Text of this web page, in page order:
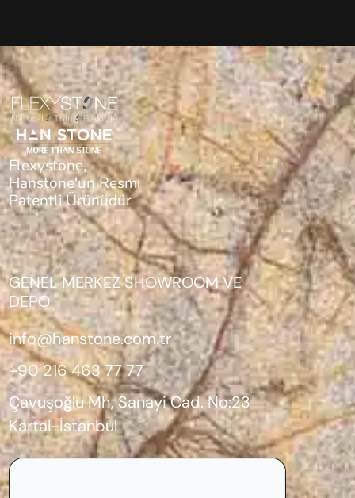
Flexystone,
Hanstone'un Resmi
Patentli Ürünüdür
GENEL MERKEZ SHOWROOM VE
DEPO
info@hanstone.com.tr
+90 216 463 77 77
Çavuşoğlu Mh, Sanayi Cad. No:23
Kartal-İstanbul